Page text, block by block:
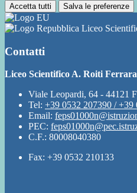
Accetta tutti Salva le preferenze
Liceo
Contatti
Liceo Scientifico A. Roiti Ferrara
Viale Leopardi, 64 - 44121
Tel: +39 0532 207390 / +39
Email:
PEC:
C.F.: 80008040380
Fax: +39 0532 210133